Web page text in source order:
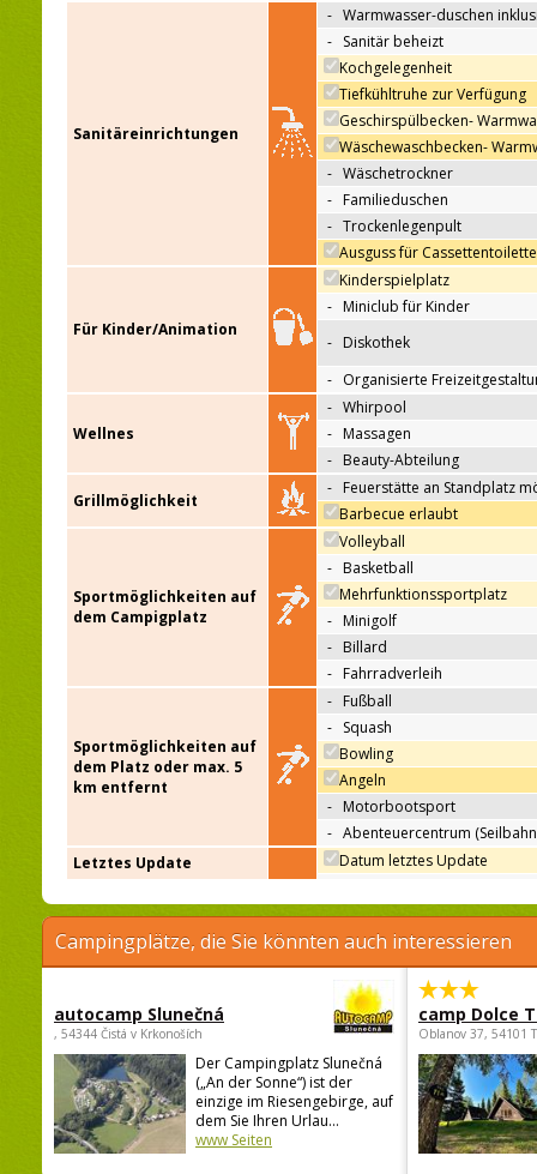
Sanitäreinrichtungen
- Warmwasser-duschen
- Sanitär beheizt
Kochgelegenheit
Tiefkühltruhe zur Verfügung
Geschirspülbecken-
Wäschewaschbecken-
- Wäschetrockner
- Familieduschen
- Trockenlegenpult
Ausguss für
Für Kinder/Animation
Kinderspielplatz
- Miniclub für Kinder
- Diskothek
- Organisierte
Wellnes
- Whirpool
- Massagen
- Beauty-Abteilung
Grillmöglichkeit
- Feuerstätte an Standplatz
Barbecue erlaubt
Sportmöglichkeiten auf
dem Campigplatz
Volleyball
- Basketball
Mehrfunktionssportplatz
- Minigolf
- Billard
- Fahrradverleih
Sportmöglichkeiten auf
dem Platz oder max. 5
km entfernt
- Fußball
- Squash
Bowling
Angeln
- Motorbootsport
- Abenteuercentrum
Letztes Update
Datum letztes Update
Campingplätze, die Sie könnten auch interessieren
autocamp Slunečná
, 54344 Čistá v Krkonoších
Der Campingplatz Slunečná
(„An der Sonne“) ist der
einzige im Riesengebirge, auf
dem Sie Ihren Urlau...
www Seiten
camp Dolce
Oblanov 37, 54101